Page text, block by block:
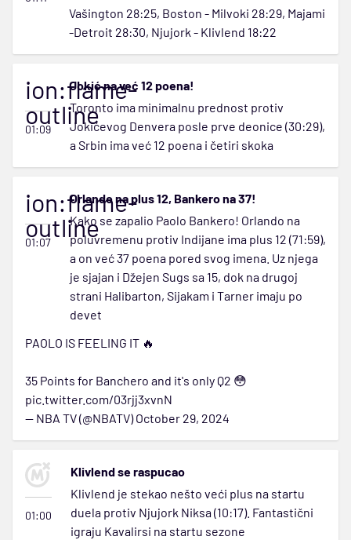
Vašington 28:25, Boston - Milvoki 28:29, Majami
-Detroit 28:30, Njujork - Klivlend 18:22
ion:flame-
outline
01:09
Jokić na već 12 poena!
Toronto ima minimalnu prednost protiv
Jokićevog Denvera posle prve deonice (30:29),
a Srbin ima već 12 poena i četiri skoka
ion:flame-
outline
01:07
Orlando na plus 12, Bankero na 37!
Kako se zapalio Paolo Bankero! Orlando na
poluvremenu protiv Indijane ima plus 12 (71:59),
a on već 37 poena pored svog imena. Uz njega
je sjajan i Džejen Sugs sa 15, dok na drugoj
strani Halibarton, Sijakam i Tarner imaju po
devet
PAOLO IS FEELING IT 🔥
35 Points for Banchero and it's only Q2 😳
pic.twitter.com/03rjj3xvnN
— NBA TV (@NBATV)October 29, 2024
01:00
Klivlend se raspucao
Klivlend je stekao nešto veći plus na startu
duela protiv Njujork Niksa (10:17). Fantastični
igraju Kavalirsi na startu sezone